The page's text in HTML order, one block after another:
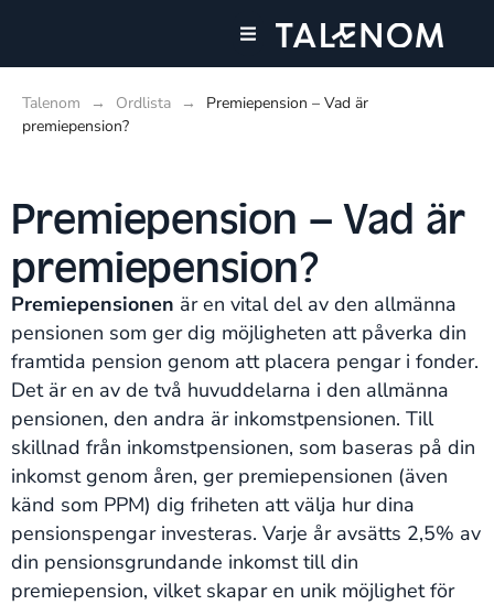
Talenom → Ordlista →
Premiepension – Vad är
premiepension?
Premiepension – Vad är
premiepension?
Premiepensionen är en vital del av den allmänna
pensionen som ger dig möjligheten att påverka din
framtida pension genom att placera pengar i fonder.
Det är en av de två huvuddelarna i den allmänna
pensionen, den andra är inkomstpensionen. Till
skillnad från inkomstpensionen, som baseras på din
inkomst genom åren, ger premiepensionen (även
känd som PPM) dig friheten att välja hur dina
pensionspengar investeras. Varje år avsätts 2,5% av
din pensionsgrundande inkomst till din
premiepension, vilket skapar en unik möjlighet för